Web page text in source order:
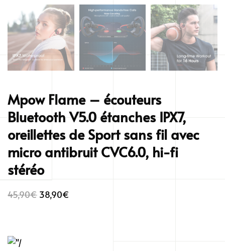
Mpow Flame – écouteurs
Bluetooth V5.0 étanches IPX7,
oreillettes de Sport sans fil avec
micro antibruit CVC6.0, hi-fi
stéréo
45,90€ Le
38,90€